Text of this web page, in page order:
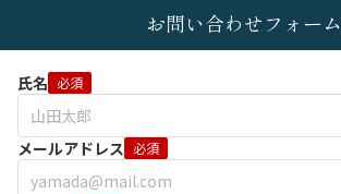
お問い合わせフォーム
氏名 必須
メールアドレス 必須